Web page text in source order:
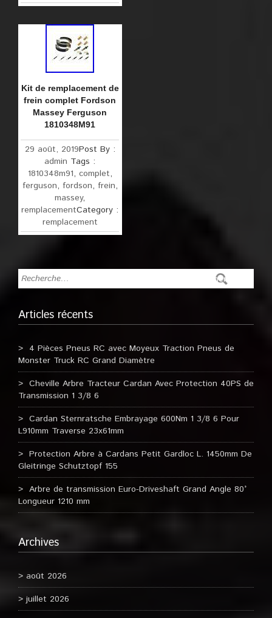
Kit de remplacement de
frein complet Fordson
Massey Ferguson
1810348M91
29 août, 2019Post By :
admin Tags :
1810348m91, complet,
ferguson, fordson, frein,
massey,
remplacementCategory :
remplacement
Articles récents
4 Pièces Pneus RC avec Moyeux Traction Pneus de
Monster Truck RC Grand Diamètre
Cheville Arbre Tracteur Cardan Avec Protection 40PS de
Transmission 1 3/8 6
Cardan Sternratsche Embrayage 600Nm 1 3/8 6 Pour
L910mm Traverse 23x61mm
Protection Arbre à Cardans Petit Gardloc L. 1450mm De
Gleitringe Schutztopf 155
Arbre de transmission Euro-Driveshaft Grand Angle 80°
Longueur 1210 mm
Archives
août 2026
juillet 2026